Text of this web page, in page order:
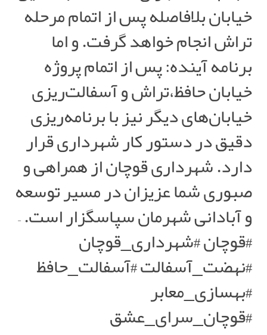
خیابان بلافاصله پس از اتمام مرحله
تراش انجام خواهد گرفت. و اما
برنامه آینده: پس از اتمام پروژه
خیابان حافظ،تراش و آسفالت‌ریزی
خیابان‌های دیگر نیز با برنامه‌ریزی
دقیق در دستور کار شهرداری قرار
دارد. شهرداری قوچان از همراهی و
صبوری شما عزیزان در مسیر توسعه
و آبادانی شهرمان سپاسگزار است. –
#قوچان #شهرداری_قوچان
#نهضت_آسفالت #آسفالت_حافظ
#بهسازی_معابر
#قوچان_سرای_عشق